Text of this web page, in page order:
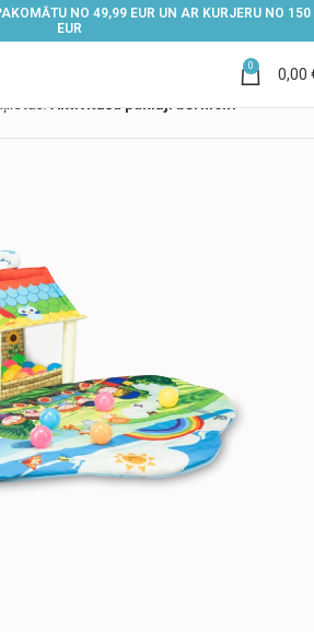
NO 49,99 EUR UN AR KURJERU NO 150
EUR
0 0,00